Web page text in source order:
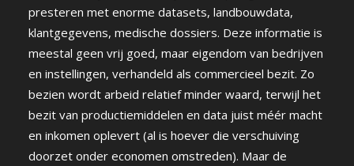
presteren met enorme datasets, landbouwdata,
klantgegevens, medische dossiers. Deze informatie is
meestal geen vrij goed, maar eigendom van bedrijven
en instellingen, verhandeld als commercieel bezit. Zo
bezien wordt arbeid relatief minder waard, terwijl het
bezit van productiemiddelen en data juist méér macht
en inkomen oplevert (al is hoever die verschuiving
doorzet onder economen omstreden). Maar de